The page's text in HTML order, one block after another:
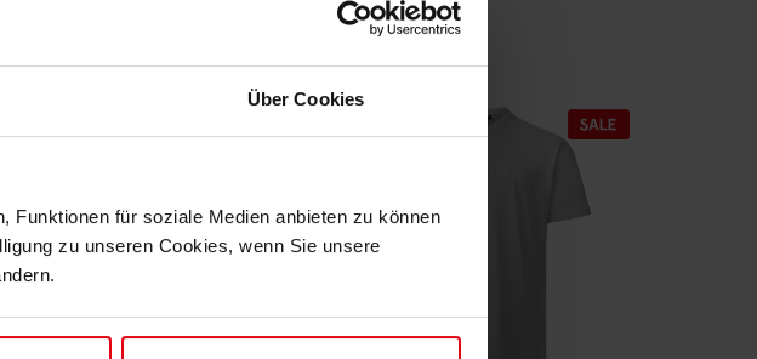
Über Cookies
Funktionen für soziale Medien anbieten zu können
zu unseren Cookies, wenn Sie unsere